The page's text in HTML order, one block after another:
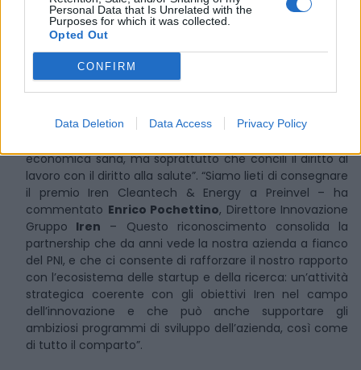
Personal Data that Is Unrelated with the
Purposes for which it was collected.
Opted Out
CONFIRM
Data Deletion Data Access Privacy Policy
brevettato in Cina, Giappone, Russia, Canada, Italia
ed Europa ed è attualmente attenzionato da
importanti realtà industriali per applicazioni che spaziano
dal siderurgico al navale, fino ad applicazioni militari per
bonificare zone di guerra bombardate da armi chimiche.
industriale ecosostenibile – ha sottolineato il CEO
economica sana, ma soprattutto che concili il diritto al
lavoro con il diritto alla salute”. “Siamo lieti di consegnare
il premio Iren Cleantech & Energy a Preinvel – ha
commentato Enrico Pochettino, Direttore Innovazione
Gruppo Iren – Questo riconoscimento consolida la
partnership che da anni vede la nostra azienda a fianco
del PNI, e che ci consente di rafforzare il nostro rapporto
con l’ecosistema delle startup e della ricerca: un’attività
strategica coerente con gli obiettivi Iren nel campo
dell’innovazione e che può anche supportare gli
ambiziosi programmi di sviluppo dell’azienda, così come
di tutto il comparto”.